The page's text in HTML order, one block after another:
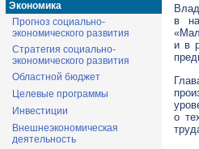
Экономика
Прогноз социально-
экономического развития
Стратегия социально-
экономического развития
Областной бюджет
Целевые программы
Инвестиции
Внешнеэкономическая
деятельность
в
и в
о